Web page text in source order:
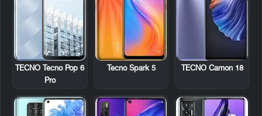
TECNO Camon 18
Tecno Spark 5
TECNO Tecno Pop 6
Pro